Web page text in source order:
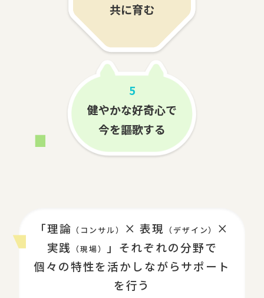
共に育む
5
健やかな好奇心で
今を謳歌する
「理論 （コンサル） × 表現 （デザイン）
×
実践 （現場）
」それぞれの分野で
個々の特性を活かしながらサポート
を行う